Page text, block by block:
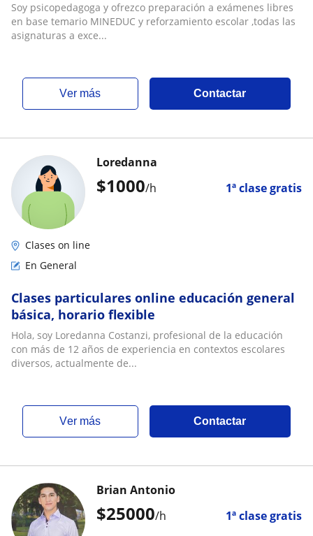
Soy psicopedagoga y ofrezco preparación a exámenes libres
en base temario MINEDUC y reforzamiento escolar ,todas las
asignaturas a exce...
ver más Contactar
$1000/h 1ª clase gratis
Loredanna
Clases on line
En General
Clases particulares online educación general
básica, horario flexible
Hola, soy Loredanna Costanzi, profesional de la educación
con más de 12 años de experiencia en contextos escolares
diversos, actualmente de...
ver más Contactar
$25000/h 1ª clase gratis
Brian Antonio